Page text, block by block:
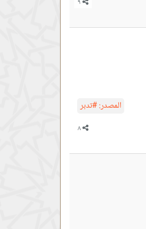
المصدر:#تدبر